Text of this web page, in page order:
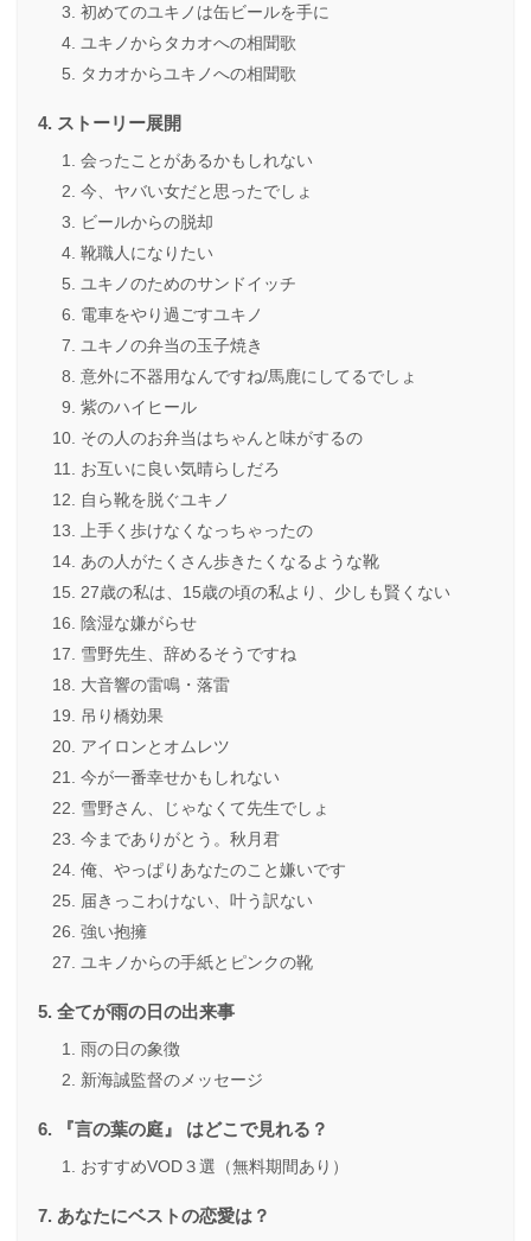
初めてのユキノは缶ビールを手に
ユキノからタカオへの相聞歌
タカオからユキノへの相聞歌
ストーリー展開
会ったことがあるかもしれない
今、ヤバい女だと思ったでしょ
ビールからの脱却
靴職人になりたい
ユキノのためのサンドイッチ
電車をやり過ごすユキノ
ユキノの弁当の玉子焼き
意外に不器用なんですね/馬鹿にしてるでしょ
紫のハイヒール
その人のお弁当はちゃんと味がするの
お互いに良い気晴らしだろ
自ら靴を脱ぐユキノ
上手く歩けなくなっちゃったの
あの人がたくさん歩きたくなるような靴
27歳の私は、15歳の頃の私より、少しも賢くない
陰湿な嫌がらせ
雪野先生、辞めるそうですね
大音響の雷鳴・落雷
吊り橋効果
アイロンとオムレツ
今が一番幸せかもしれない
雪野さん、じゃなくて先生でしょ
今までありがとう。秋月君
俺、やっぱりあなたのこと嫌いです
届きっこわけない、叶う訳ない
強い抱擁
ユキノからの手紙とピンクの靴
全てが雨の日の出来事
雨の日の象徴
新海誠監督のメッセージ
『言の葉の庭』 はどこで見れる？
おすすめVOD３選（無料期間あり）
あなたにベストの恋愛は？